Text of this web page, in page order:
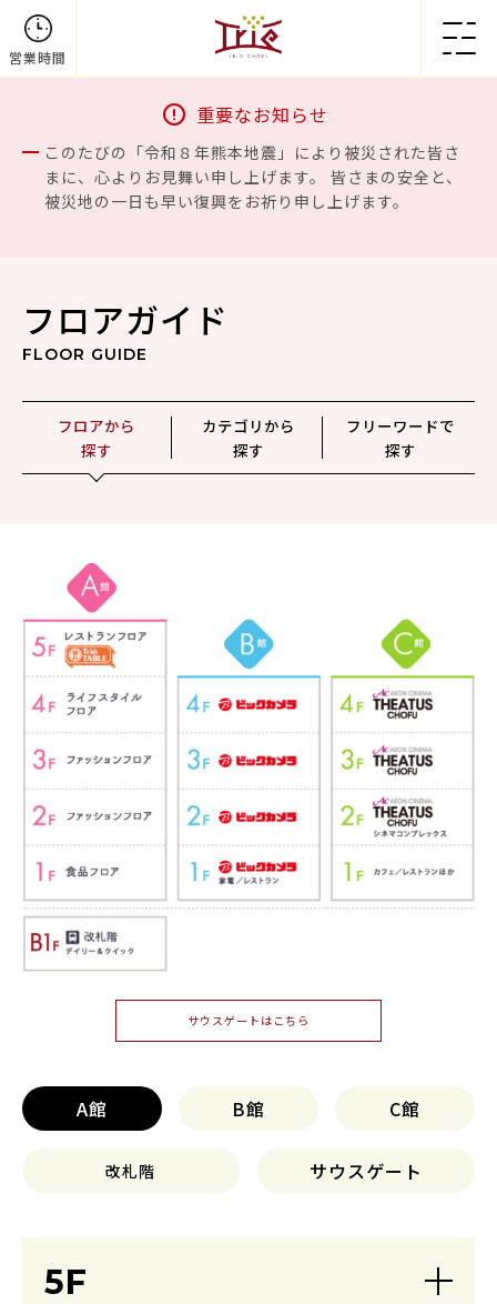
営業時間
重要なお知らせ
このたびの「令和８年熊本地震」により被災された皆さ
まに、心よりお見舞い申し上げます。 皆さまの安全と、
被災地の一日も早い復興をお祈り申し上げます。
フロアガイド
FLOOR GUIDE
フロアから
探す
カテゴリから
探す
フリーワードで
探す
サウスゲートはこちら
A館 B館 C館
改札階 サウスゲート
5F